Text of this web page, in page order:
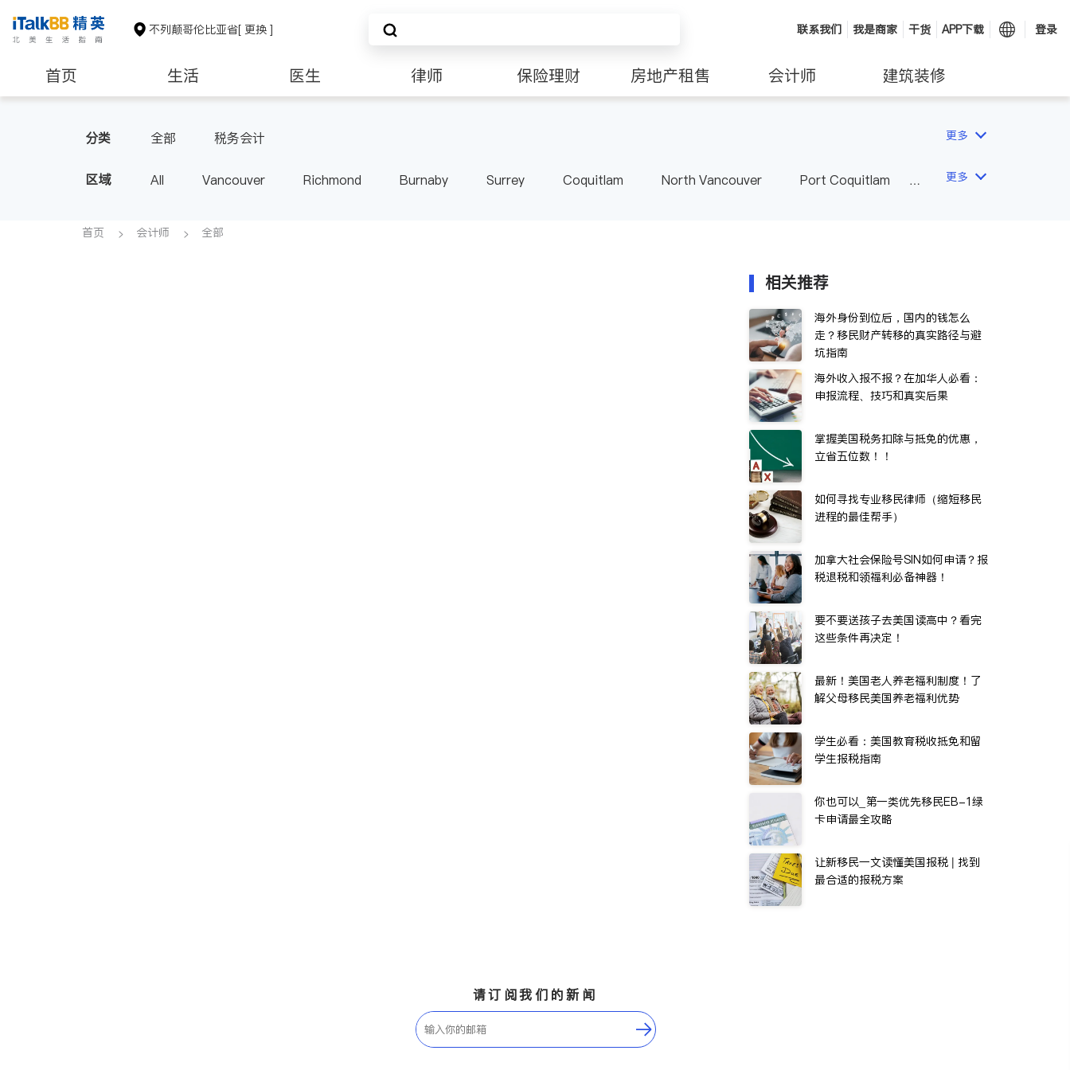
不列颠哥伦比亚省[ 更换 ] 联系我们 我是商家 干货 APP下载 登录
首页 生活 医生 律师 保险理财 房地产租售 会计师 建筑装修
分类 全部 税务会计 更多
区域 All Vancouver Richmond Burnaby Surrey Coquitlam North Vancouver
Port Coquitlam
BC - Other Cities
更多
首页 会计师 全部
相关推荐
海外身份到位后，国内的钱怎么
走？移民财产转移的真实路径与避
坑指南
海外收入报不报？在加华人必看：
申报流程、技巧和真实后果
掌握美国税务扣除与抵免的优惠，
立省五位数！！
如何寻找专业移民律师（缩短移民
进程的最佳帮手）
加拿大社会保险号SIN如何申请？报
税退税和领福利必备神器！
要不要送孩子去美国读高中？看完
这些条件再决定！
最新！美国老人养老福利制度！了
解父母移民美国养老福利优势
学生必看：美国教育税收抵免和留
学生报税指南
你也可以_第一类优先移民EB-1绿
卡申请最全攻略
让新移民一文读懂美国报税 | 找到
最合适的报税方案
请订阅我们的新闻